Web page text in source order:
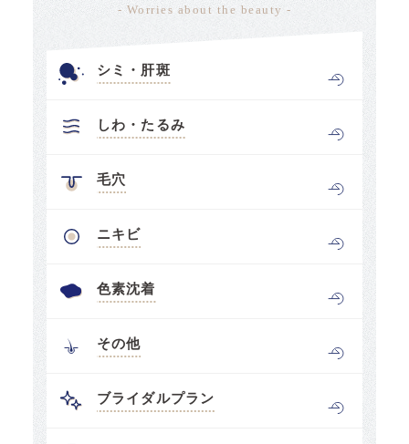
- Worries about the beauty -
シミ・肝斑
しわ・たるみ
毛穴
ニキビ
色素沈着
その他
ブライダルプラン